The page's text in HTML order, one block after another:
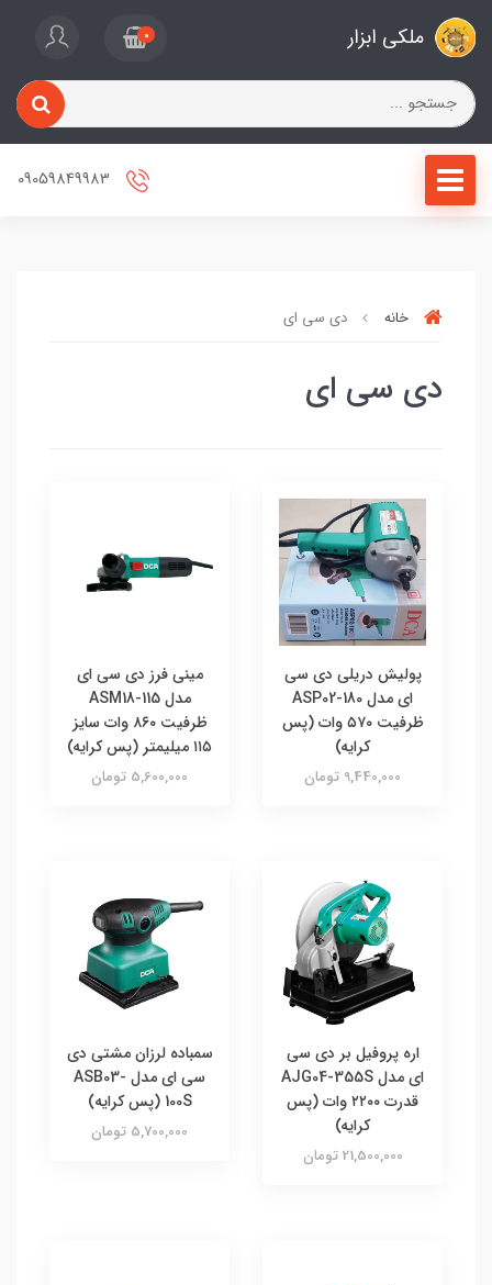
ملکی ابزار 0
خانه دی سی ای
دی سی ای
پولیش دریلی دی سی
ای مدل ASP02-180
ظرفیت ۵۷۰ وات (پس
کرایه)
9,440,000 تومان
مینی فرز دی سی ای
مدل ASM18-115
ظرفیت ۸۶۰ وات سایز
۱۱۵ میلیمتر (پس کرایه)
5,600,000 تومان
اره پروفیل بر دی سی
ای مدل AJG04-355S
قدرت ۲۲۰۰ وات (پس
کرایه)
21,500,000 تومان
سمباده لرزان مشتی دی
سی ای مدل ASB03-
100S (پس کرایه)
5,700,000 تومان